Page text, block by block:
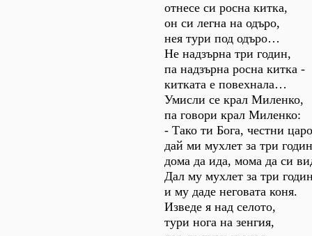
отнесе си росна китка,
он си легна на одъро,
нея тури под одъро…
Не надзърна три годин,
па надзърна росна китка -
китката е повехнала…
Умисли се крал Миленко,
па говори крал Миленко:
- Тако ти Бога, честни
дай ми мухлет за три
дома да ида, мома да си
Дал му мухлет за три
и му даде неговата коня.
Изведе я над селото,
тури нога на зенгия,